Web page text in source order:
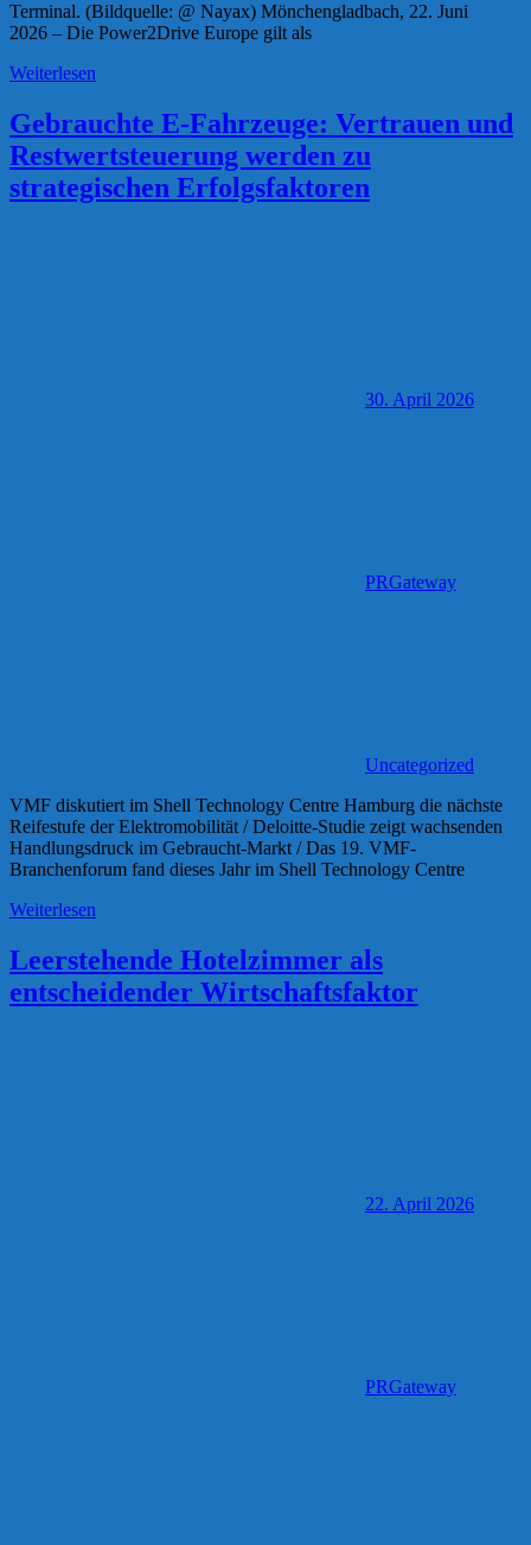
Terminal. (Bildquelle: @ Nayax) Mönchengladbach, 22. Juni
2026 – Die Power2Drive Europe gilt als
Weiterlesen
Gebrauchte E-Fahrzeuge: Vertrauen und
Restwertsteuerung werden zu
strategischen Erfolgsfaktoren
30. April 2026
PRGateway
Uncategorized
VMF diskutiert im Shell Technology Centre Hamburg die nächste
Reifestufe der Elektromobilität / Deloitte-Studie zeigt wachsenden
Handlungsdruck im Gebraucht-Markt / Das 19. VMF-
Branchenforum fand dieses Jahr im Shell Technology Centre
Weiterlesen
Leerstehende Hotelzimmer als
entscheidender Wirtschaftsfaktor
22. April 2026
PRGateway